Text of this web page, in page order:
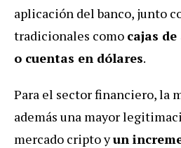
aplicación del banco, junto
tradicionales como cajas
o cuentas en dólares.
Para el sector financiero, la
además una mayor
mercado cripto yun